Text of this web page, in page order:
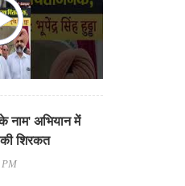
नाम' अभियान में
शिरकत